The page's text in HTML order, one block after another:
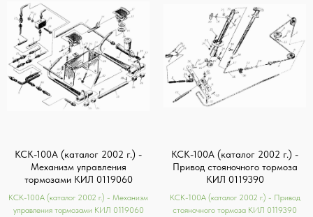
КСК-100А (каталог 2002 г.) -
Механизм управления
тормозами КИЛ 0119060
КСК-100А (каталог 2002 г.) - Механизм
управления тормозами КИЛ 0119060
КСК-100А (каталог 2002 г.) -
Привод стояночного тормоза
КИЛ 0119390
КСК-100А (каталог 2002 г.) - Привод
стояночного тормоза КИЛ 0119390